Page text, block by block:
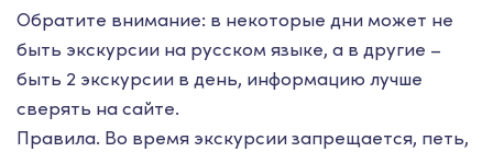
Обратите внимание: в некоторые дни может не
быть экскурсии на русском языке, а в другие –
быть 2 экскурсии в день, информацию лучше
сверять на сайте.
Правила. Во время экскурсии запрещается, петь,